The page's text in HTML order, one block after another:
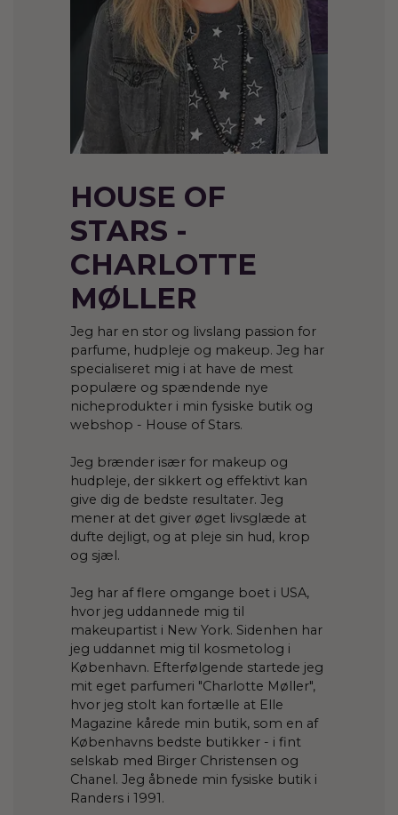
HOUSE OF
STARS -
CHARLOTTE
MØLLER
Jeg har en stor og livslang passion for
parfume, hudpleje og makeup. Jeg har
specialiseret mig i at have de mest
populære og spændende nye
nicheprodukter i min fysiske butik og
webshop - House of Stars.
Jeg brænder især for makeup og
hudpleje, der sikkert og effektivt kan
give dig de bedste resultater. Jeg
mener at det giver øget livsglæde at
dufte dejligt, og at pleje sin hud, krop
og sjæl.
Jeg har af flere omgange boet i USA,
hvor jeg uddannede mig til
makeupartist i New York. Sidenhen har
jeg uddannet mig til kosmetolog i
København. Efterfølgende startede jeg
mit eget parfumeri "Charlotte Møller",
hvor jeg stolt kan fortælle at Elle
Magazine kårede min butik, som en af
Københavns bedste butikker - i fint
selskab med Birger Christensen og
Chanel. Jeg åbnede min fysiske butik i
Randers i 1991.